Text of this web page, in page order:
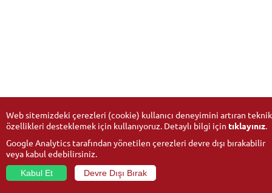
Web sitemizdeki çerezleri (cookie) kullanıcı deneyimini artıran teknik
özellikleri desteklemek için kullanıyoruz. Detaylı bilgi için tıklayınız.
Google Analytics tarafından yönetilen çerezleri devre dışı bırakabilir
veya kabul edebilirsiniz.
Kabul Et
Devre Dışı Bırak
© 2026Anadolu University- All rights reserved.